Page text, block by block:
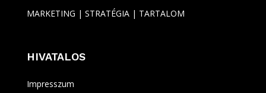
MARKETING | STRATÉGIA | TARTALOM
HIVATALOS
Impresszum